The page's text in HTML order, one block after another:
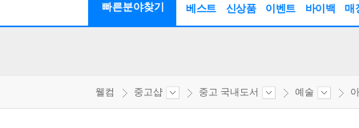
빠른분야찾기 베스트 신상품 이벤트 바이백 매
웰컴 중고샵 중고 국내도서 예술